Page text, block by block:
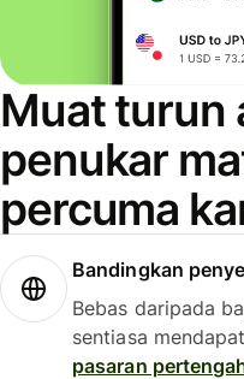
Muat turun
penukar
percuma
Bandingkan
Bebas daripada
sentiasa mendapat
pasaran